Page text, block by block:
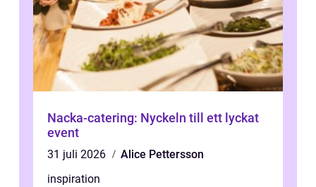
Nacka-catering: Nyckeln till ett lyckat
event
31 juli 2026
Alice Pettersson
inspiration